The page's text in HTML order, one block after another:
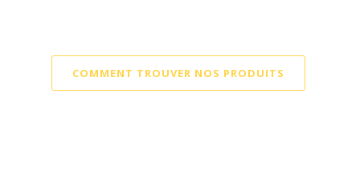
COMMENT TROUVER NOS PRODUITS